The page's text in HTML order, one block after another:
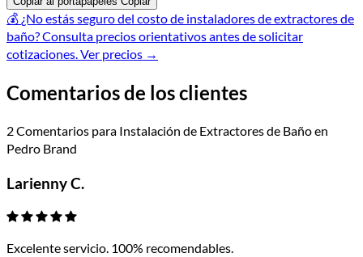
💰 ¿No estás seguro del costo de instaladores de extractores de
baño?Consulta precios orientativos antes de solicitar
cotizaciones.Ver precios →
Comentarios de los clientes
2 Comentarios para Instalación de Extractores de Baño en
Pedro Brand
Larienny C.
Excelente servicio. 100% recomendables.